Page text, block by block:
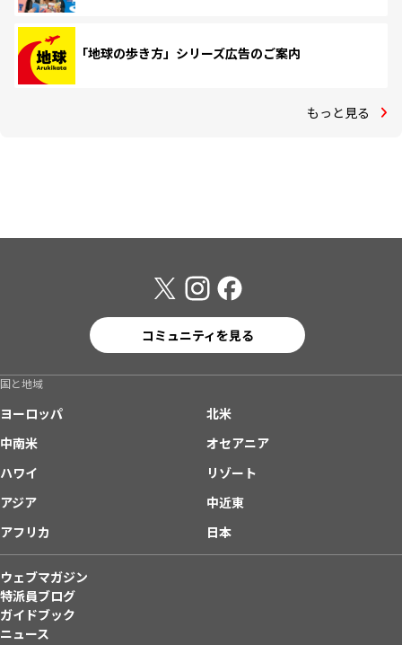
「地球の歩き方」シリーズ広告のご案内
もっと見る
コミュニティを見る
国と地域
ヨーロッパ
北米
中南米
オセアニア
ハワイ
リゾート
アジア
中近東
アフリカ
日本
ウェブマガジン
特派員ブログ
ガイドブック
ニュース